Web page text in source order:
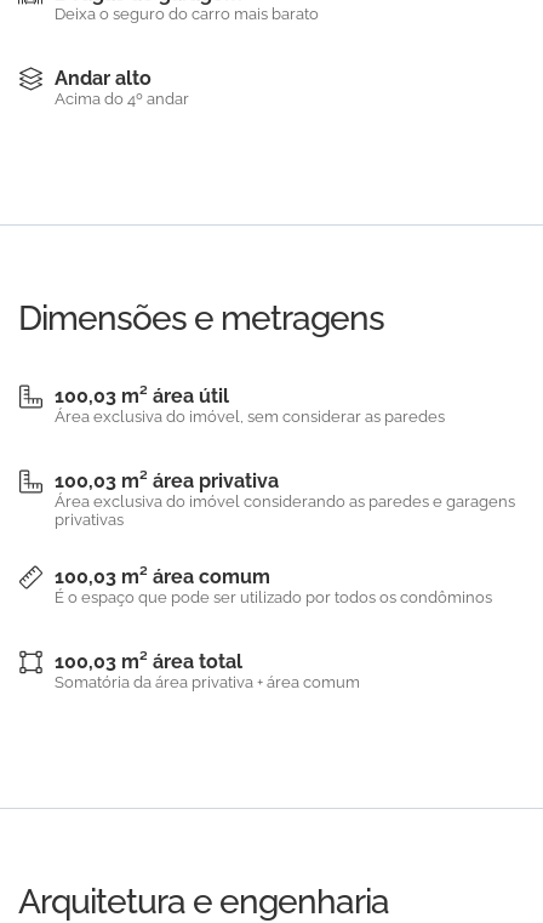
Deixa o seguro do carro mais barato
Andar alto
Acima do 4º andar
Dimensões e metragens
100,03 m² área útil
Área exclusiva do imóvel, sem considerar as paredes
100,03 m² área privativa
Área exclusiva do imóvel considerando as paredes e garagens
privativas
100,03 m² área comum
É o espaço que pode ser utilizado por todos os condôminos
100,03 m² área total
Somatória da área privativa + área comum
Arquitetura e engenharia